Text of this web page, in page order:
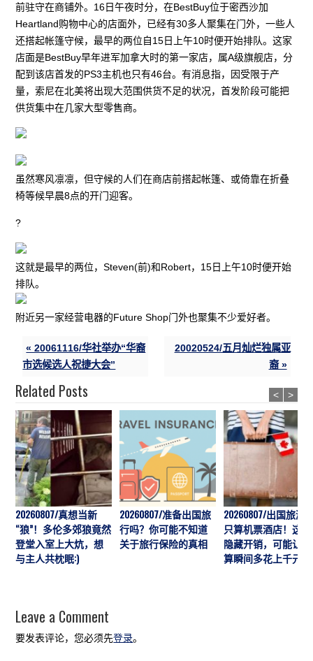
前驻守在商铺外。16日午夜时分，在BestBuy位于密西沙加
Heartland购物中心的店面外，已经有30多人聚集在门外，一些人
还搭起帐篷守候，最早的两位自15日上午10时便开始排队。这家
店面是BestBuy早年进军加拿大时的第一家店，属A级旗舰店，分
配到该店首发的PS3主机也只有46台。有消息指，因受限于产
量，索尼在北美将出现大范围供货不足的状况，首发阶段可能把
供货集中在几家大型零售商。
虽然寒风凛凛，但守候的人们在商店前搭起帐篷、或倚靠在折叠
椅等候早晨8点的开门迎客。
?
这就是最早的两位，Steven(前)和Robert，15日上午10时便开始
排队。
附近另一家经营电器的Future Shop门外也聚集不少爱好者。
« 20061116/华社举办“华裔
市选候选人祝捷大会”
20020524/五月灿烂独属亚
裔 »
Related Posts
20260807/真想当新
“狼”！多伦多郊狼竟然
登堂入室上大炕，想
与主人共枕眠:)
20260807/准备出国旅
行吗？你可能不知道
关于旅行保险的真相
20260807/出国旅游
只算机票酒店！这7
隐藏开销，可能让预
算瞬间多花上千元
< >
Leave a Comment
要发表评论，您必须先登录。